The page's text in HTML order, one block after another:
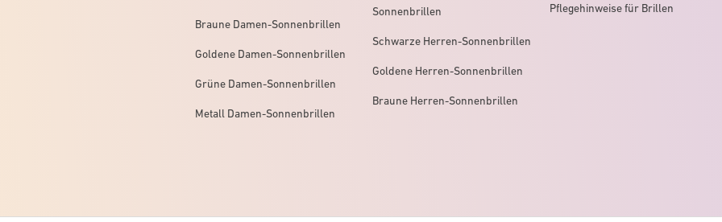
Braune Damen-Sonnenbrillen
Goldene Damen-Sonnenbrillen
Grüne Damen-Sonnenbrillen
Metall Damen-Sonnenbrillen
Sonnenbrillen
Schwarze Herren-Sonnenbrillen
Goldene Herren-Sonnenbrillen
Braune Herren-Sonnenbrillen
Pflegehinweise für Brillen